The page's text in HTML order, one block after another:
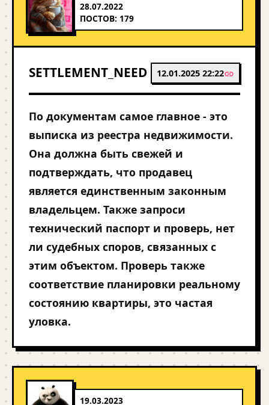
28.07.2022
ПОСТОВ: 179
SETTLEMENT_NEED 12.01.2025 22:22
По документам самое главное - это
выписка из реестра недвижимости.
Она должна быть свежей и
подтверждать, что продавец
является единственным законным
владельцем. Также запроси
технический паспорт и проверь, нет
ли судебных споров, связанных с
этим объектом. Проверь также
соответствие планировки реальному
состоянию квартиры, это частая
уловка.
19.03.2023